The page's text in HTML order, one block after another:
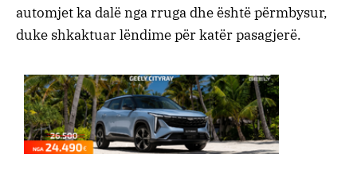
automjet ka dalë nga rruga dhe është përmbysur,
duke shkaktuar lëndime për katër pasagjerë.